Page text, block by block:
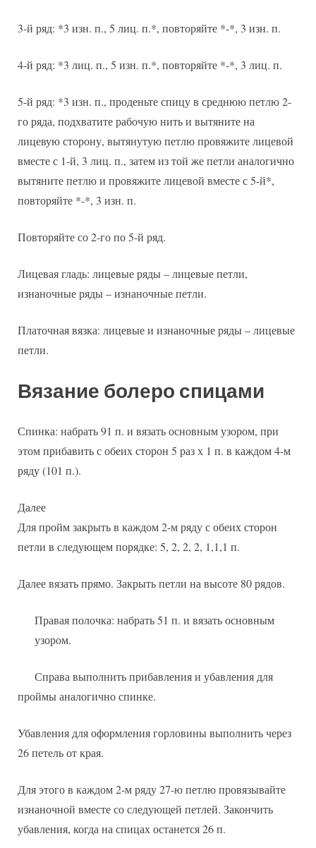
3-й ряд: *3 изн. п., 5 лиц. п.*, повторяйте *-*, 3 изн. п.
4-й ряд: *3 лиц. п., 5 изн. п.*, повторяйте *-*, 3 лиц. п.
5-й ряд: *3 изн. п., проденьте спицу в среднюю петлю 2-
го ряда, подхватите рабочую нить и вытяните на
лицевую сторону, вытянутую петлю провяжите лицевой
вместе с 1-й, 3 лиц. п., затем из той же петли аналогично
вытяните петлю и провяжите лицевой вместе с 5-й*,
повторяйте *-*, 3 изн. п.
Повторяйте со 2-го по 5-й ряд.
Лицевая гладь: лицевые ряды – лицевые петли,
изнаночные ряды – изнаночные петли.
Платочная вязка: лицевые и изнаночные ряды – лицевые
петли.
Вязание болеро спицами
Спинка: набрать 91 п. и вязать основным узором, при
этом прибавить с обеих сторон 5 раз х 1 п. в каждом 4-м
ряду (101 п.).
Далее
Для пройм закрыть в каждом 2-м ряду с обеих сторон
петли в следующем порядке: 5, 2, 2, 2, 1,1,1 п.
Далее вязать прямо. Закрыть петли на высоте 80 рядов.
Правая полочка: набрать 51 п. и вязать основным
узором.
Справа выполнить прибавления и убавления для
проймы аналогично спинке.
Убавления для оформления горловины выполнить через
26 петель от края.
Для этого в каждом 2-м ряду 27-ю петлю провязывайте
изнаночной вместе со следующей петлей. Закончить
убавления, когда на спицах останется 26 п.